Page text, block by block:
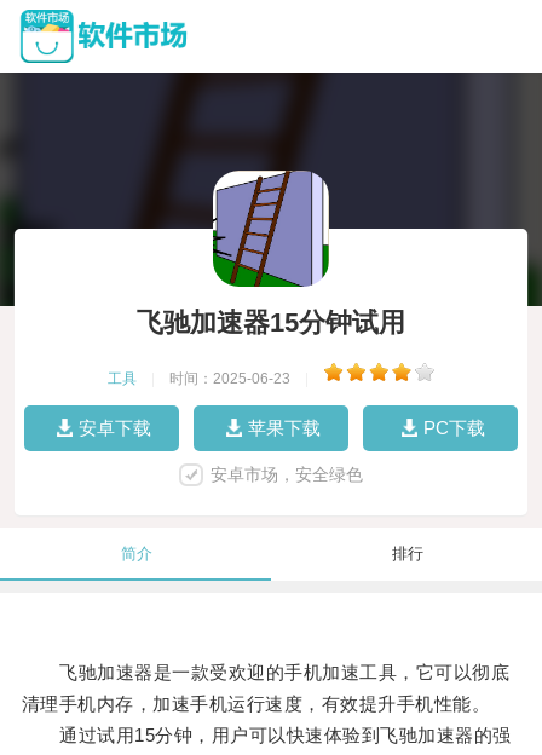
飞驰加速器15分钟试用
工具 时间：2025-06-23
安卓下载 苹果下载 PC下载
安卓市场，安全绿色
简介 排行
飞驰加速器是一款受欢迎的手机加速工具，它可以彻底
清理手机内存，加速手机运行速度，有效提升手机性能。
通过试用15分钟，用户可以快速体验到飞驰加速器的强